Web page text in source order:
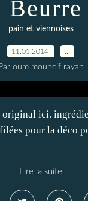
pain et viennoises
11.01.2014
Par oum mouncif rayan
ici.
pour la déco
Lire la suite